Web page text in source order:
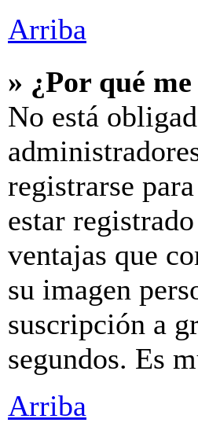
Arriba
» ¿Por qué
No está
registrarse
estar
ventajas que
su imagen
suscripción a
segundos. Es
Arriba